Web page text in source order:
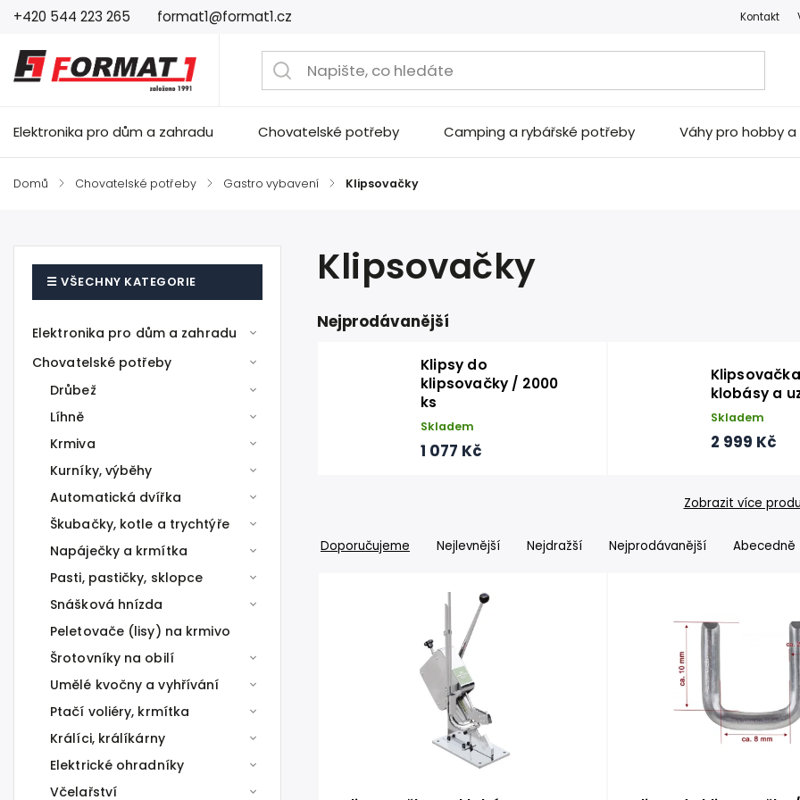
+420 544 223 265 format1@format1.cz Kontakt
Elektronika pro dům a zahradu Chovatelské potřeby Camping a rybářské potřeby Váhy pro hobby
Domů / Chovatelské potřeby / Gastro vybavení / Klipsovačky
Elektronika pro dům a zahradu
Chovatelské potřeby
Drůbež
Líhně
Krmiva
Kurníky, výběhy
Automatická dvířka
Škubačky, kotle a trychtýře
Napáječky a krmítka
Pasti, pastičky, sklopce
Snášková hnízda
Peletovače (lisy) na krmivo
Šrotovníky na obilí
Umělé kvočny a vyhřívání
Ptačí voliéry, krmítka
Králíci, králíkárny
Elektrické ohradníky
Včelařství
Klipsovačky
Nejprodávanější
Klipsy do
klipsovačky / 2000
ks
Skladem
1 077 Kč
klobásy a
Skladem
2 999 Kč
Zobrazit více
Doporučujeme Nejlevnější Nejdražší Nejprodávanější Abecedně